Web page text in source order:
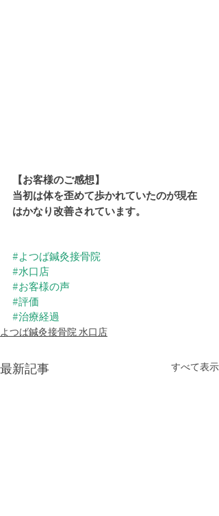
【お客様のご感想】
当初は体を歪めて歩かれていたのが現在
はかなり改善されています。
#よつば鍼灸接骨院
#水口店
#お客様の声
#評価
#治療経過
よつば鍼灸接骨院 水口店
最新記事 すべて表示